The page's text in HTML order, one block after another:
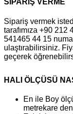
SİPARİŞ VERME
Sipariş vermek
tarafımıza +90
541465 44 15
ulaştırabilirsiniz.
geçerek
HALI ÖLÇÜSÜ
En ile Boy
metrekare